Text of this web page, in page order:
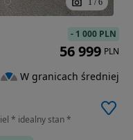
* idealny stan *
- 1 000 PLN
56 999 PLN
W granicach średniej